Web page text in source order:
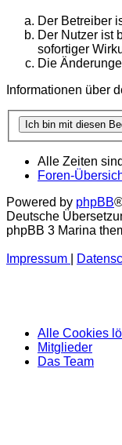
Der Betreiber
Der Nutzer ist
sofortiger
Die
Informationen über
Alle Zeiten sind
Foren-
Powered by phpBB
Deutsche
phpBB 3 Marina
Impressum
Alle Cookies
Mitglieder
Das Team